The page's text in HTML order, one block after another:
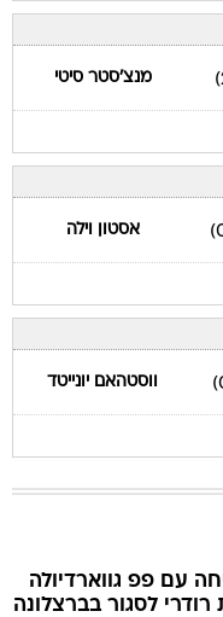
מנצ'סטר סיטי
אסטון וילה
ווסטהאם יונייטד
עם פפ גווארדיולה
לסגור בברצלונה